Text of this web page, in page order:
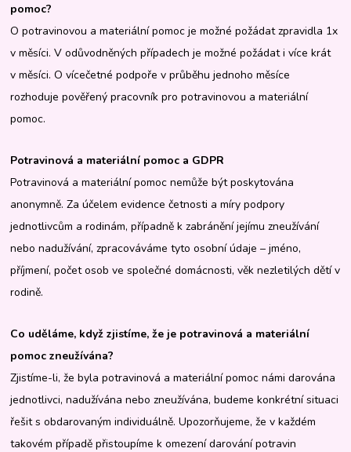
pomoc?
O potravinovou a materiální pomoc je možné požádat zpravidla 1x
v měsíci. V odůvodněných případech je možné požádat i více krát
v měsíci. O vícečetné podpoře v průběhu jednoho měsíce
rozhoduje pověřený pracovník pro potravinovou a materiální
pomoc.
Potravinová a materiální pomoc a GDPR
Potravinová a materiální pomoc nemůže být poskytována
anonymně. Za účelem evidence četnosti a míry podpory
jednotlivcům a rodinám, případně k zabránění jejímu zneužívání
nebo nadužívání, zpracováváme tyto osobní údaje – jméno,
příjmení, počet osob ve společné domácnosti, věk nezletilých dětí v
rodině.
Co uděláme, když zjistíme, že je potravinová a materiální
pomoc zneužívána?
Zjistíme-li, že byla potravinová a materiální pomoc námi darována
jednotlivci, nadužívána nebo zneužívána, budeme konkrétní situaci
řešit s obdarovaným individuálně. Upozorňujeme, že v každém
takovém případě přistoupíme k omezení darování potravin